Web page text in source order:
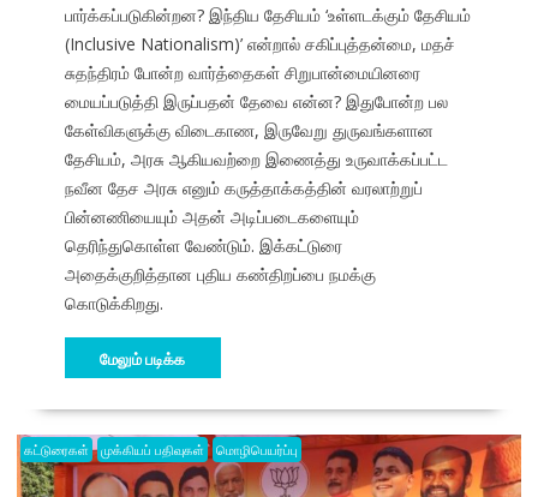
பார்க்கப்படுகின்றன? இந்திய தேசியம் ‘உள்ளடக்கும் தேசியம்
(Inclusive Nationalism)’ என்றால் சகிப்புத்தன்மை, மதச்
சுதந்திரம் போன்ற வார்த்தைகள் சிறுபான்மையினரை
மையப்படுத்தி இருப்பதன் தேவை என்ன? இதுபோன்ற பல
கேள்விகளுக்கு விடைகாண, இருவேறு துருவங்களான
தேசியம், அரசு ஆகியவற்றை இணைத்து உருவாக்கப்பட்ட
நவீன தேச அரசு எனும் கருத்தாக்கத்தின் வரலாற்றுப்
பின்னணியையும் அதன் அடிப்படைகளையும்
தெரிந்துகொள்ள வேண்டும். இக்கட்டுரை
அதைக்குறித்தான புதிய கண்திறப்பை நமக்கு
கொடுக்கிறது.
மேலும் படிக்க
கட்டுரைகள் முக்கியப் பதிவுகள் மொழிபெயர்ப்பு